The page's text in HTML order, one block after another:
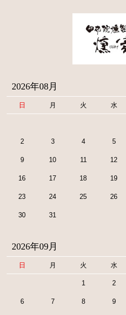
2026年08月
日 月 火 水
2 3 4 5
9 10 11 12
16 17 18 19
23 24 25 26
30 31
2026年09月
日 月 火 水
1 2
6 7 8 9